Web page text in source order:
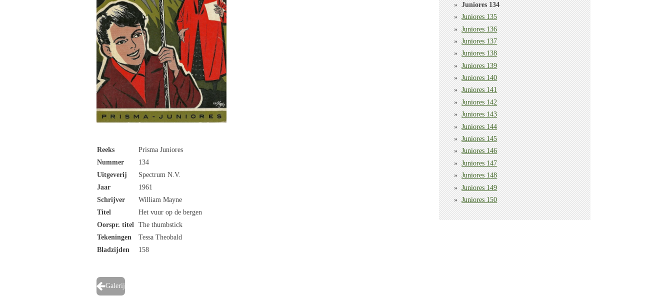
Reeks
Prisma Juniores
Nummer
134
Uitgeverij
Spectrum N.V.
Jaar
1961
Schrijver
William Mayne
Titel
Het vuur op de bergen
Oorspr. titel
The thumbstick
Tekeningen
Tessa Theobald
Bladzijden
158
Galerij
Juniores 134
Juniores 135
Juniores 136
Juniores 137
Juniores 138
Juniores 139
Juniores 140
Juniores 141
Juniores 142
Juniores 143
Juniores 144
Juniores 145
Juniores 146
Juniores 147
Juniores 148
Juniores 149
Juniores 150